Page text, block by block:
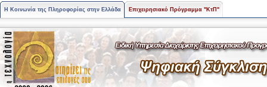
Η Κοινωνία της Πληροφορίας στην Ελλάδα Επιχειρησιακό Πρόγραμμα "ΚτΠ"